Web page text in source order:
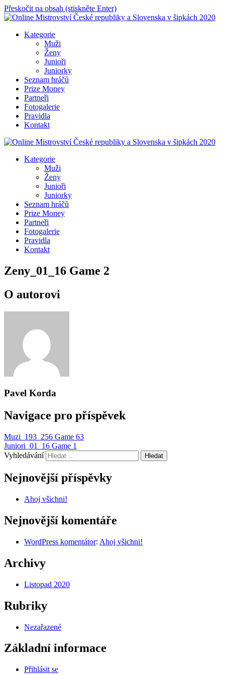
Přeskočit na obsah (stiskněte Enter)
Online Mistrovství České republiky a Slovenska v šipkách 2020
Kategorie
Muži
Ženy
Junioři
Juniorky
Seznam hráčů
Prize Money
Partneři
Fotogalerie
Pravidla
Kontakt
Online Mistrovství České republiky a Slovenska v šipkách 2020
Kategorie
Muži
Ženy
Junioři
Juniorky
Seznam hráčů
Prize Money
Partneři
Fotogalerie
Pravidla
Kontakt
Zeny_01_16 Game 2
O autorovi
Pavel Korda
Navigace pro příspěvek
Muzi_193_256 Game 63
Juniori_01_16 Game 1
Vyhledávání
Nejnovější příspěvky
Ahoj všichni!
Nejnovější komentáře
WordPress komentátor: Ahoj všichni!
Archivy
Listopad 2020
Rubriky
Nezařazené
Základní informace
Přihlásit se